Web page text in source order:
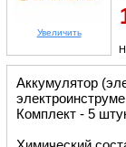
Увеличить
Аккумулятор
Комплект - 5